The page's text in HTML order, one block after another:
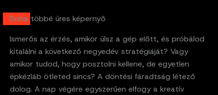
Soha többé üres képernyő
Ismerős az érzés, amikor ülsz a gép előtt, és próbálod
kitalálni a következő negyedév stratégiáját? Vagy
amikor tudod, hogy posztolni kellene, de egyetlen
épkézláb ötleted sincs? A döntési fáradtság létező
dolog. A nap végére egyszerűen elfogy a kreatív